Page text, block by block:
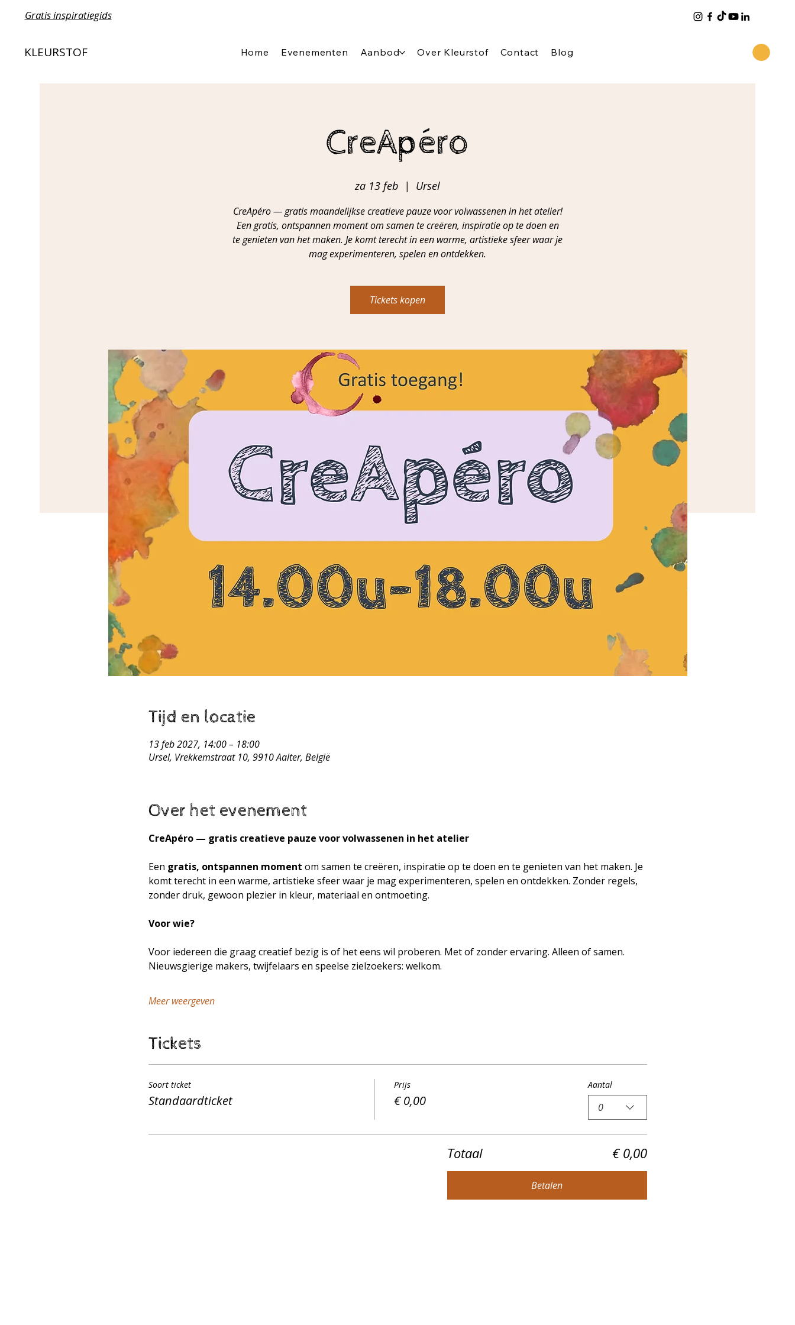
Gratis inspiratiegids
KLEURSTOF Home Evenementen Aanbod Over Kleurstof Contact Blog
CreApéro
za 13 feb
  |
Ursel
CreApéro — gratis maandelijkse creatieve pauze voor volwassenen in het atelier!
Een gratis, ontspannen moment om samen te creëren, inspiratie op te doen en
te genieten van het maken. Je komt terecht in een warme, artistieke sfeer waar je
mag experimenteren, spelen en ontdekken.
Tickets kopen
Tijd en locatie
13 feb 2027, 14:00 – 18:00
Ursel, Vrekkemstraat 10, 9910 Aalter, België
Over het evenement
CreApéro — gratis creatieve pauze voor volwassenen in het atelier
Een gratis, ontspannen moment om samen te creëren, inspiratie op te doen en te genieten van het maken. Je
komt terecht in een warme, artistieke sfeer waar je mag experimenteren, spelen en ontdekken. Zonder regels,
zonder druk, gewoon plezier in kleur, materiaal en ontmoeting.
Voor wie?
Voor iedereen die graag creatief bezig is of het eens wil proberen. Met of zonder ervaring. Alleen of samen.
Nieuwsgierige makers, twijfelaars en speelse zielzoekers: welkom.
Meer weergeven
Tickets
Soort ticket
Standaardticket
Prijs
€ 0,00
Aantal
0
Totaal € 0,00
Betalen